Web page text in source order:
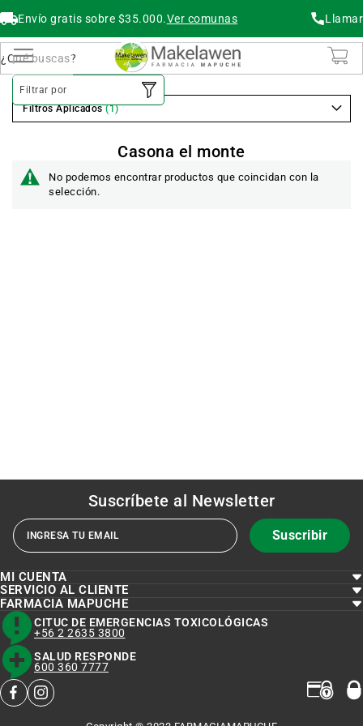
Envío gratis sobre $35.000.Ver comunas Llamar
Casona el monte
No podemos encontrar productos que coincidan con la
selección.
Filtrar por
Filtros Aplicados
Suscríbete al Newsletter
Suscribir
MI CUENTA
SERVICIO AL CLIENTE
FARMACIA MAPUCHE
CITUC DE EMERGENCIAS TOXICOLÓGICAS
+56 2 2635 3800
SALUD RESPONDE
600 360 7777